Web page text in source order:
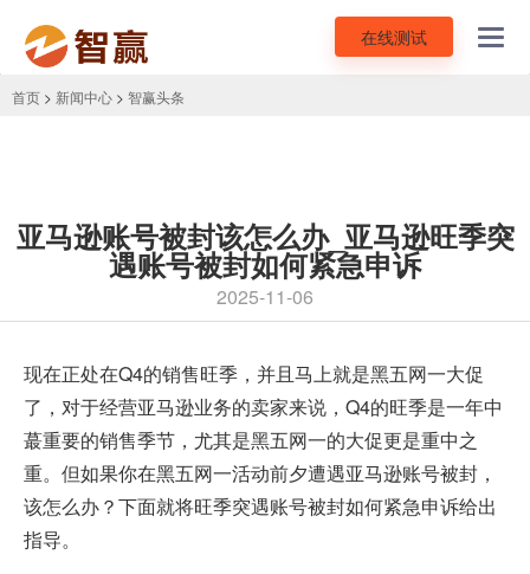
在线测试
首页 > 新闻中心 > 智赢头条
亚马逊账号被封该怎么办_亚马逊旺季突
遇账号被封如何紧急申诉
2025-11-06
现在正处在Q4的销售旺季，并且马上就是黑五网一大促
了，对于经营亚马逊业务的卖家来说，Q4的旺季是一年中
蕞重要的销售季节，尤其是黑五网一的大促更是重中之
重。但如果你在黑五网一活动前夕遭遇亚马逊账号被封，
该怎么办？下面就将旺季突遇账号被封如何紧急申诉给出
指导。